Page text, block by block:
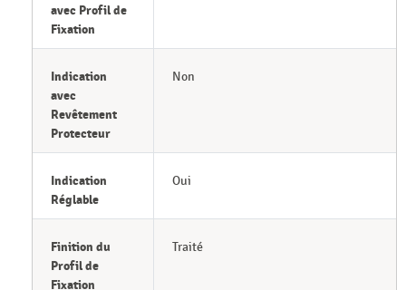
avec Profil de
Fixation
Indication
avec
Revêtement
Protecteur
Non
Indication
Réglable
Oui
Finition du
Profil de
Fixation
Traité